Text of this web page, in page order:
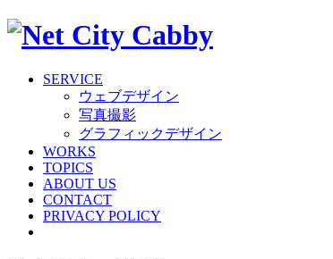
SERVICE
ウェブデザイン
写真撮影
グラフィックデザイン
WORKS
TOPICS
ABOUT US
CONTACT
PRIVACY POLICY